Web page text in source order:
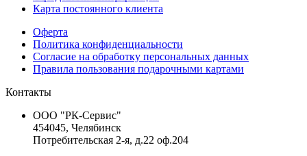
Карта постоянного клиента
Оферта
Политика конфиденциальности
Согласие на обработку персональных данных
Правила пользования подарочными картами
Контакты
ООО "РК-Сервис"
454045, Челябинск
Потребительская 2-я, д.22 оф.204